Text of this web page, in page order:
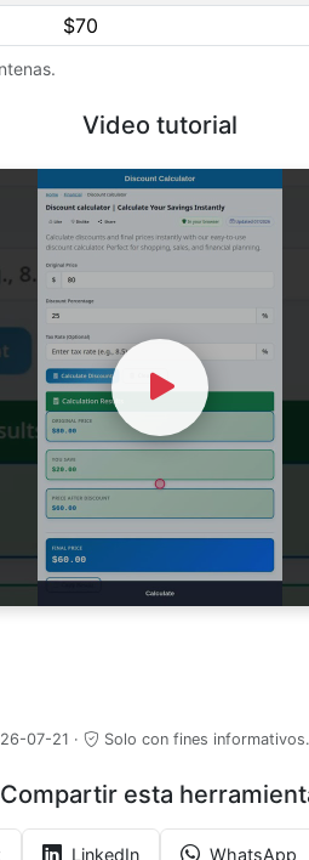
$70
Video tutorial
Watch Video
07-21 · Solo con fines
Compartir esta
LinkedIn WhatsApp